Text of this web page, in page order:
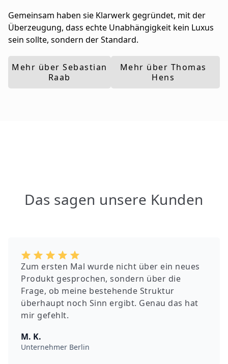
Gemeinsam haben sie Klarwerk gegründet, mit der
Überzeugung, dass echte Unabhängigkeit kein Luxus
sein sollte, sondern der Standard.
Mehr über Sebastian
Raab
Mehr über Thomas
Hens
Das sagen unsere Kunden
Zum ersten Mal wurde nicht über ein neues
Produkt gesprochen, sondern über die
Frage, ob meine bestehende Struktur
überhaupt noch Sinn ergibt. Genau das hat
mir gefehlt.
M. K.
Unternehmer Berlin